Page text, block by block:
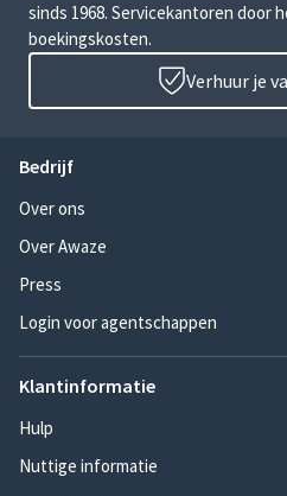
sinds 1968. Servicekantoren door
boekingskosten.
Verhuur je
Bedrijf
Over ons
Over Awaze
Press
Login voor agentschappen
Klantinformatie
Hulp
Nuttige informatie